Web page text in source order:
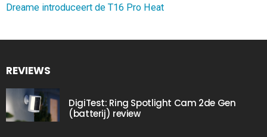
Dreame introduceert de T16 Pro Heat
REVIEWS
DigiTest: Ring Spotlight Cam 2de Gen
(batterij) review